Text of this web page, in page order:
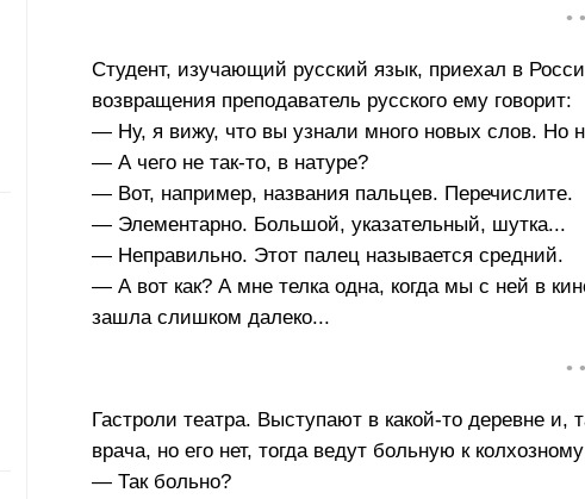
•
Студент, изучающий русский язык, приехал в
возвращения преподаватель русского ему говорит:
— Ну, я вижу, что вы узнали много новых слов. Но
— А чего не так-то, в натуре?
— Вот, например, названия пальцев. Перечислите.
— Элементарно. Большой, указательный, шутка...
— Неправильно. Этот палец называется средний.
— А вот как? А мне телка одна, когда мы с ней в
зашла слишком далеко...
•
Гастроли театра. Выступают в какой-то деревне и,
врача, но его нет, тогда ведут больную к
— Так больно?